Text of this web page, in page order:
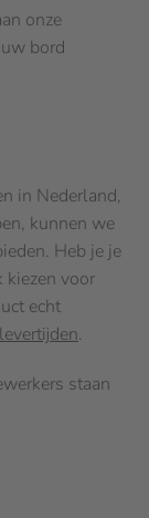
onze
bord
in Nederland,
kunnen we
Heb je je
kiezen voor
echt
.
staan